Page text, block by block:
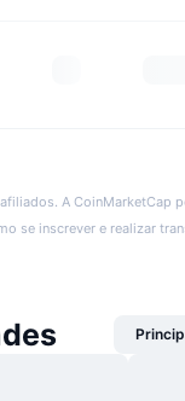
A CoinMarketCap
se inscrever e realizar